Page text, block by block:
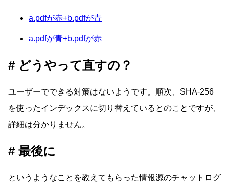
a.pdfが赤+b.pdfが青
a.pdfが青+b.pdfが赤
どうやって直すの？
ユーザーでできる対策はないようです。順次、SHA-256
を使ったインデックスに切り替えているとのことですが、
詳細は分かりません。
最後に
というようなことを教えてもらった情報源のチャットログ